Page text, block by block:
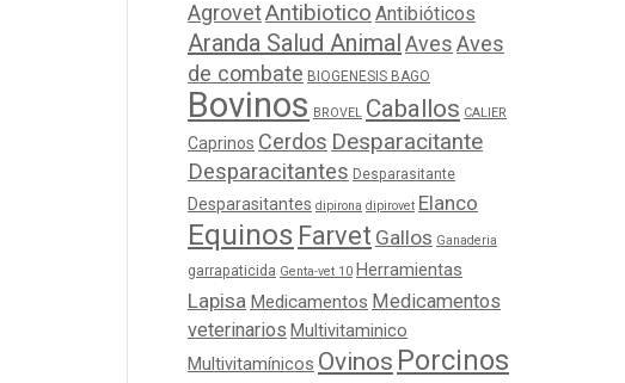
AgrovetAntibiotico Antibióticos
Aranda Salud AnimalAvesAves
de combate BIOGENESIS BAGO
Bovinos BROVEL Caballos CALIER
Caprinos Cerdos Desparacitante
Desparacitantes Desparasitante
Desparasitantes dipirona dipirovet Elanco
Equinos Farvet Gallos Ganaderia
garrapaticida Genta-vet 10 Herramientas
Lapisa Medicamentos Medicamentos
veterinarios Multivitaminico
Multivitamínicos Ovinos Porcinos